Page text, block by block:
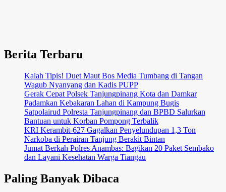
Berita Terbaru
Kalah Tipis! Duet Maut Bos Media Tumbang di Tangan
Wagub Nyanyang dan Kadis PUPP
Gerak Cepat Polsek Tanjungpinang Kota dan Damkar
Padamkan Kebakaran Lahan di Kampung Bugis
Satpolairud Polresta Tanjungpinang dan BPBD Salurkan
Bantuan untuk Korban Pompong Terbalik
KRI Kerambit-627 Gagalkan Penyelundupan 1,3 Ton
Narkoba di Perairan Tanjung Berakit Bintan
Jumat Berkah Polres Anambas: Bagikan 20 Paket Sembako
dan Layani Kesehatan Warga Tiangau
Paling Banyak Dibaca